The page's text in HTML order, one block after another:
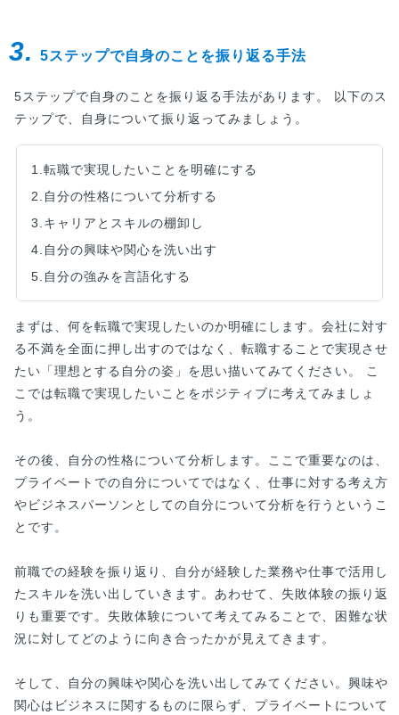
3. 5ステップで自身のことを振り返る手法
5ステップで自身のことを振り返る手法があります。 以下のス
テップで、自身について振り返ってみましょう。
1.転職で実現したいことを明確にする
2.自分の性格について分析する
3.キャリアとスキルの棚卸し
4.自分の興味や関心を洗い出す
5.自分の強みを言語化する
まずは、何を転職で実現したいのか明確にします。会社に対す
る不満を全面に押し出すのではなく、転職することで実現させ
たい「理想とする自分の姿」を思い描いてみてください。 こ
こでは転職で実現したいことをポジティブに考えてみましょ
う。
その後、自分の性格について分析します。ここで重要なのは、
プライベートでの自分についてではなく、仕事に対する考え方
やビジネスパーソンとしての自分について分析を行うというこ
とです。
前職での経験を振り返り、自分が経験した業務や仕事で活用し
たスキルを洗い出していきます。あわせて、失敗体験の振り返
りも重要です。失敗体験について考えてみることで、困難な状
況に対してどのように向き合ったかが見えてきます。
そして、自分の興味や関心を洗い出してみてください。興味や
関心はビジネスに関するものに限らず、プライベートについて